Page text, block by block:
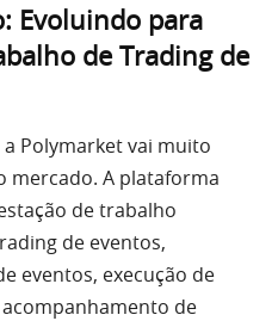
Evoluindo para
de Trading de
Polymarket vai muito
mercado. A plataforma
de trabalho
de eventos,
eventos, execução de
de